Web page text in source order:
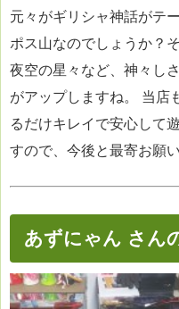
元々がギリシャ神話がテ
ポス山なのでしょうか？
夜空の星々など、神々し
がアップしますね。 当店
るだけキレイで安心して
すので、今後と最寄お願い
あずにゃん さん